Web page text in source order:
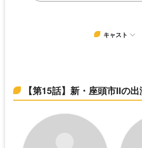
キャスト
【第15話】新・座頭市IIの